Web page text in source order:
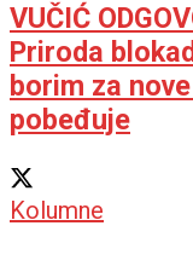
VUČIĆ
Priroda
borim za
pobeđuje
Kolumne